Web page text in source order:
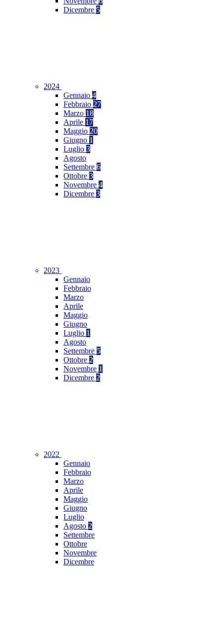
Dicembre 5
2024
Gennaio 4
Febbraio 27
Marzo 18
Aprile 17
Maggio 20
Giugno 1
Luglio 3
Agosto
Settembre 6
Ottobre 3
Novembre 4
Dicembre 3
2023
Gennaio
Febbraio
Marzo
Aprile
Maggio
Giugno
Luglio 1
Agosto
Settembre 5
Ottobre 2
Novembre 1
Dicembre 2
2022
Gennaio
Febbraio
Marzo
Aprile
Maggio
Giugno
Luglio
Agosto 2
Settembre
Ottobre
Novembre
Dicembre